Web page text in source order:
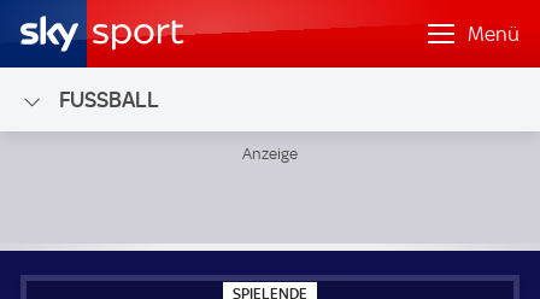
Menü
FUSSBALL
SPIELENDE